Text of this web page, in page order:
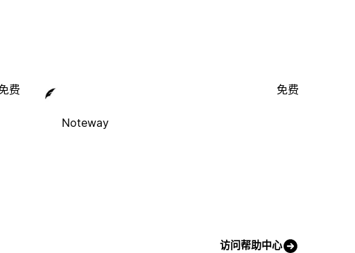
费
Noteway
免费
访问帮助中心